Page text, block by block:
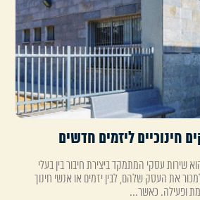
חינוכיים ליזמים חדשים
שירות עסקי המתמקד ביצירת חיבור בין בעלי
למכור את העסק שלהם, לבין יזמים או אנשי חינוך
ופעילה. כאשר...